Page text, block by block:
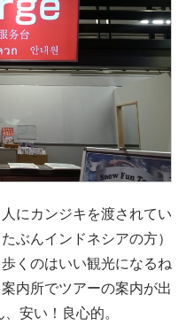
にカンジキを渡されてい
ぶんインドネシアの方）
くのはいい観光になるね
内所でツアーの案内が出
安い！良心的。